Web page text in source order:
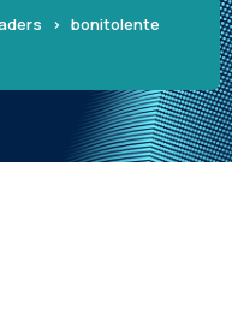
> bonitolente